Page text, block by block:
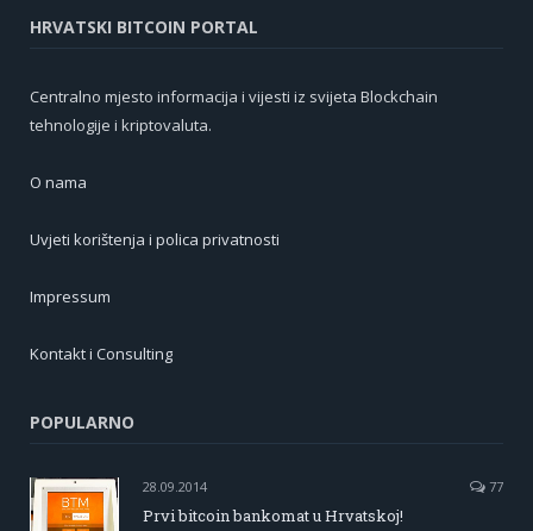
HRVATSKI BITCOIN PORTAL
Centralno mjesto informacija i vijesti iz svijeta Blockchain
tehnologije i kriptovaluta.
O nama
Uvjeti korištenja i polica privatnosti
Impressum
Kontakt i Consulting
POPULARNO
28.09.2014 77
Prvi bitcoin bankomat u Hrvatskoj!